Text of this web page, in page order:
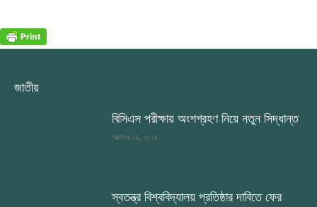
জাতীয়
বিসিএস পরীক্ষায় অংশগ্রহণ নিয়ে নতুন সিদ্ধান্ত
অক্টোবর ২৪, ২০২৪
স্বতন্ত্র বিশ্ববিদ্যালয় প্রতিষ্ঠার দাবিতে ফের